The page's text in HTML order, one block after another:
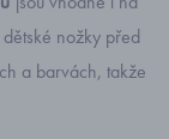
nožky před
a barvách, takže